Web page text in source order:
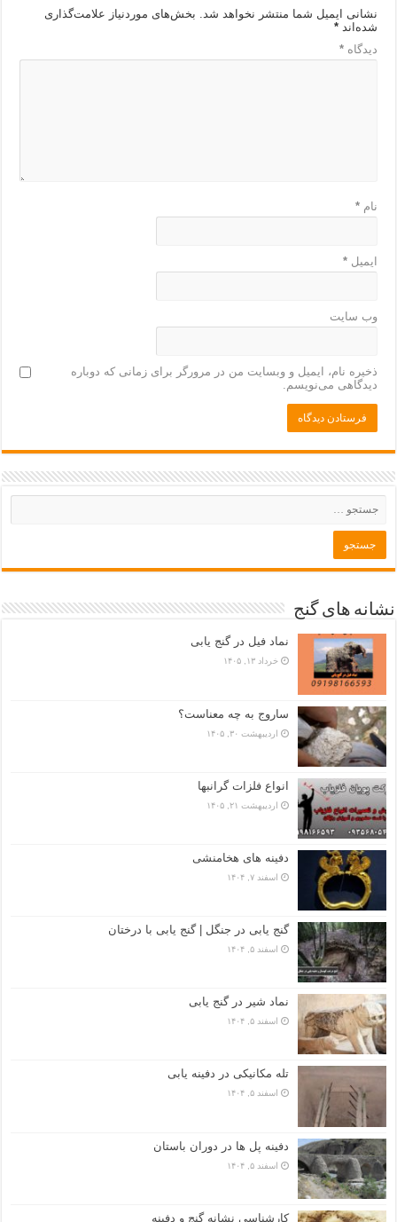
نشانی ایمیل شما منتشر نخواهد شد. بخش‌های موردنیاز علامت‌گذاری
شده‌اند*
دیدگاه*
نام*
ایمیل*
وب‌ سایت
ذخیره نام، ایمیل و وبسایت من در مرورگر برای زمانی که دوباره
دیدگاهی می‌نویسم.
نشانه های گنج
نماد فیل در گنج یابی
خرداد ۱۳, ۱۴۰۵
ساروج به چه معناست؟
اردیبهشت ۳۰, ۱۴۰۵
انواع فلزات گرانبها
اردیبهشت ۲۱, ۱۴۰۵
دفینه های هخامنشی
اسفند ۷, ۱۴۰۴
گنج یابی در جنگل | گنج یابی با درختان
اسفند ۵, ۱۴۰۴
نماد شیر در گنج یابی
اسفند ۵, ۱۴۰۴
تله مکانیکی در دفینه یابی
اسفند ۵, ۱۴۰۴
دفینه پل ها در دوران باستان
اسفند ۵, ۱۴۰۴
کارشناسی نشانه گنج و دفینه